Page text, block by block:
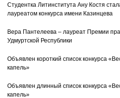
Студентка Литинститута Ану Костя
лауреатом конкурса имени Казинцева
Вера Пантелеева – лауреат Премии
Удмуртской Республики
Объявлен короткий список конкурса
капель»
Объявлен длинный список конкурса
капель»